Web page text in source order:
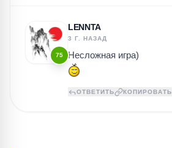
75
LENNTA
3 Г. НАЗАД
Несложная игра)
ОТВЕТИТЬ КОПИРОВАТЬ